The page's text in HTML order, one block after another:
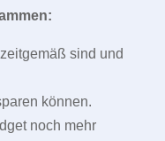
sind und
können.
noch mehr